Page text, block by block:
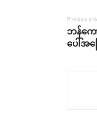
Previous
ဘန်ကေ
ပေါ်အ